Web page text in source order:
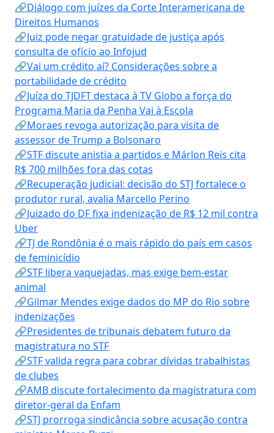
🔗Diálogo com juízes da Corte Interamericana de
Direitos Humanos
🔗Juiz pode negar gratuidade de justiça após
consulta de ofício ao Infojud
🔗Vai um crédito aí? Considerações sobre a
portabilidade de crédito
🔗Juíza do TJDFT destaca à TV Globo a força do
Programa Maria da Penha Vai à Escola
🔗Moraes revoga autorização para visita de
assessor de Trump a Bolsonaro
🔗STF discute anistia a partidos e Márlon Reis cita
R$ 700 milhões fora das cotas
🔗Recuperação judicial: decisão do STJ fortalece o
produtor rural, avalia Marcello Perino
🔗Juizado do DF fixa indenização de R$ 12 mil contra
Uber
🔗TJ de Rondônia é o mais rápido do país em casos
de feminicídio
🔗STF libera vaquejadas, mas exige bem-estar
animal
🔗Gilmar Mendes exige dados do MP do Rio sobre
indenizações
🔗Presidentes de tribunais debatem futuro da
magistratura no STF
🔗STF valida regra para cobrar dívidas trabalhistas
de clubes
🔗AMB discute fortalecimento da magistratura com
diretor-geral da Enfam
🔗STJ prorroga sindicância sobre acusação contra